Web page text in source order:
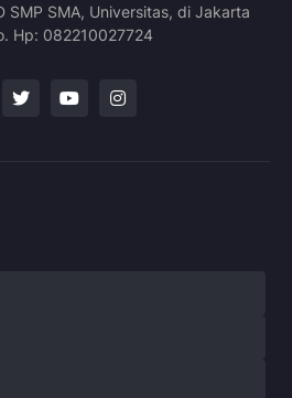
SMP SMA, Universitas, di Jakarta
Hp: 082210027724